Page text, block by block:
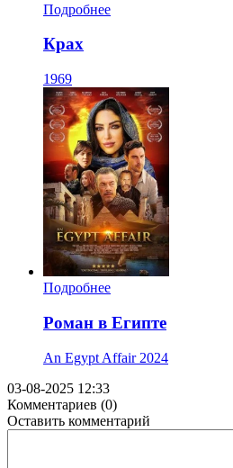
Подробнее
Крах
1969
Подробнее
Роман в Египте
An Egypt Affair 2024
03-08-2025 12:33
Комментариев (0)
Оставить комментарий